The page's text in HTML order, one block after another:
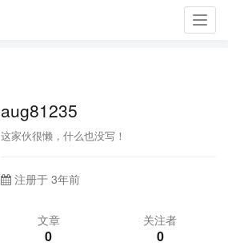
aug81235
这家伙很懒，什么也没写！
注册于 3年前
文章
0
关注者
0